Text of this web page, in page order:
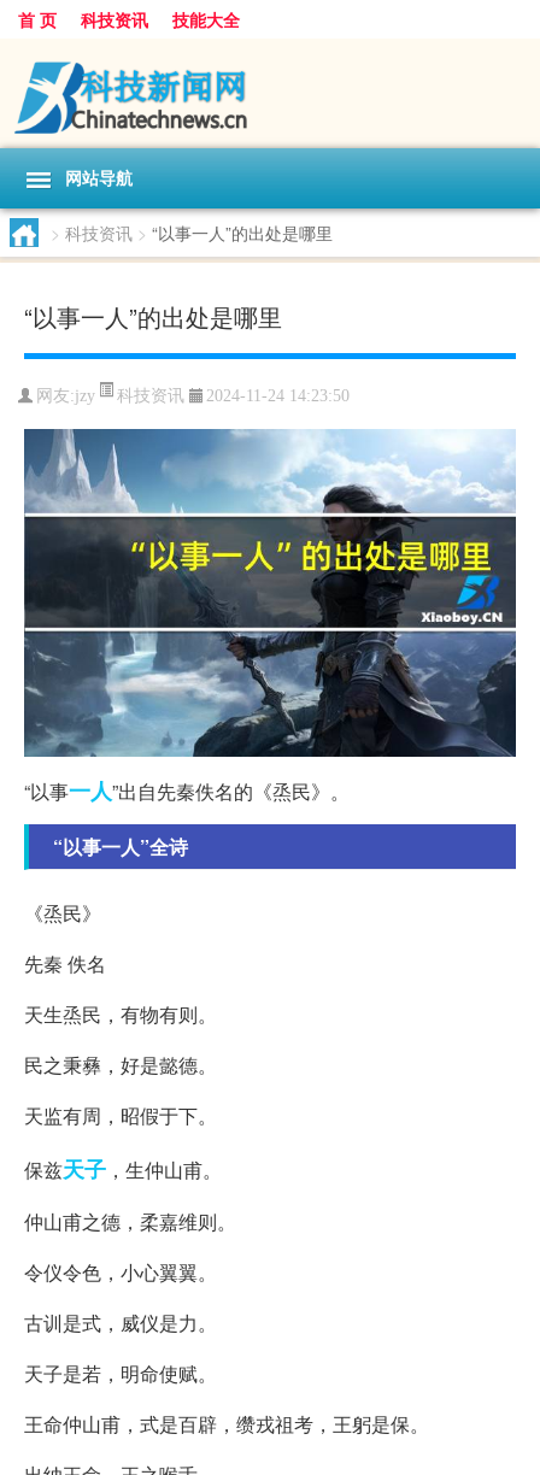
首 页 科技资讯 技能大全
网站导航
> 科技资讯 > “以事一人”的出处是哪里
“以事一人”的出处是哪里
网友:jzy 科技资讯 2024-11-24 14:23:50
“以事一人”出自先秦佚名的《烝民》。
“以事一人”全诗
《烝民》
先秦 佚名
天生烝民，有物有则。
民之秉彝，好是懿德。
天监有周，昭假于下。
保兹天子 ，生仲山甫。
仲山甫之德，柔嘉维则。
令仪令色，小心翼翼。
古训是式，威仪是力。
天子是若，明命使赋。
王命仲山甫，式是百辟，缵戎祖考，王躬是保。